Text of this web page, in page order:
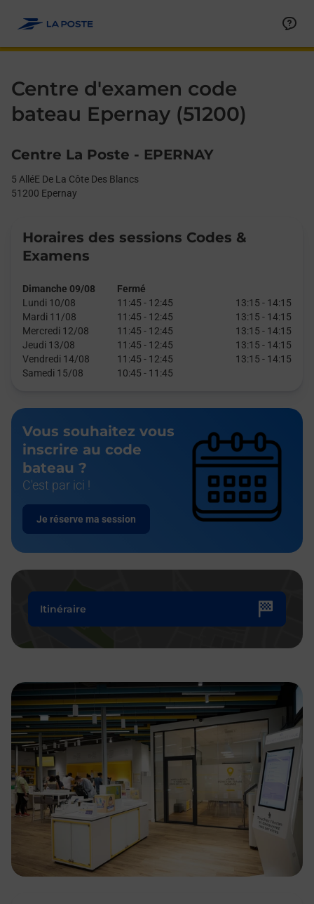
Centre d'examen code
bateau Epernay (51200)
Centre La Poste - EPERNAY
5 AlléE De La Côte Des Blancs
51200 Epernay
Horaires des sessions Codes &
Examens
Dimanche 09/08
Fermé
Lundi 10/08
11:45 - 12:45 13:15 - 14:15
Mardi 11/08
11:45 - 12:45 13:15 - 14:15
Mercredi 12/08
11:45 - 12:45 13:15 - 14:15
Jeudi 13/08
11:45 - 12:45 13:15 - 14:15
Vendredi 14/08
11:45 - 12:45 13:15 - 14:15
Samedi 15/08
10:45 - 11:45
Vous souhaitez vous
inscrire au code
bateau ?
C'est par ici !
Je réserve ma session
Itinéraire